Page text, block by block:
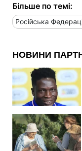
Більше по темі:
Російська